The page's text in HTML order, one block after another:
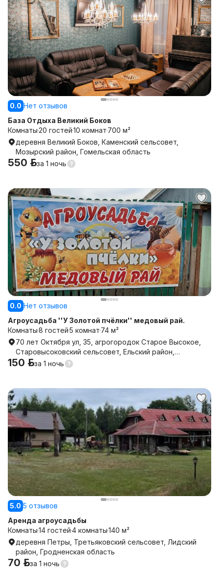
0.0 Нет отзывов
База Отдыха Великий Боков
Комнаты20 гостей10 комнат 700 м²
деревня Великий Боков, Каменский сельсовет,
Мозырский район, Гомельская область
550 р.за 1 ночь
0.0 Нет отзывов
Агроусадьба ''У Золотой пчёлки'' медовый рай.
Комнаты8 гостей5 комнат 74 м²
70 лет Октября ул, 35, агрогородок Старое Высокое,
Старовысоковский сельсовет, Ельский район,
Гомельская область
150 р.за 1 ночь
5.0 5 отзывов
Аренда агроусадьбы
Комнаты14 гостей4 комнаты140 м²
деревня Петры, Третьяковский сельсовет, Лидский
район, Гродненская область
70 р.за 1 ночь